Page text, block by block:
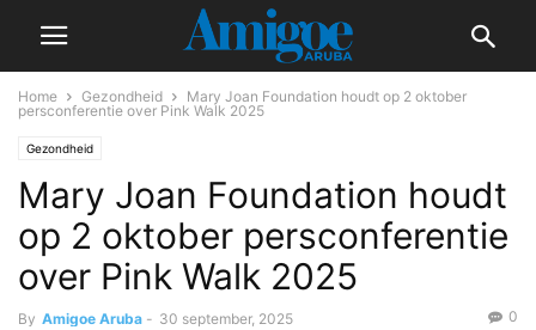
Home Gezondheid
Mary Joan Foundation houdt op 2 oktober
persconferentie over Pink Walk 2025
Gezondheid
Mary Joan Foundation houdt
op 2 oktober persconferentie
over Pink Walk 2025
By Amigoe Aruba - 30 september, 2025 0